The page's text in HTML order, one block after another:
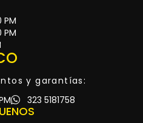
PM
PM
y garantías:
323 5181758